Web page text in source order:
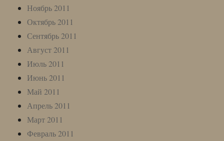
Ноябрь 2011
Октябрь 2011
Сентябрь 2011
Август 2011
Июль 2011
Июнь 2011
Май 2011
Апрель 2011
Март 2011
Февраль 2011